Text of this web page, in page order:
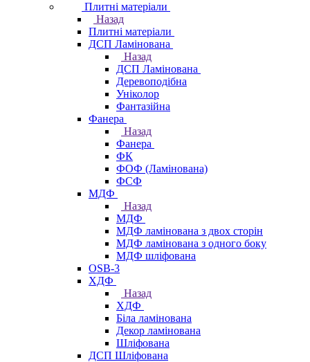
Плитні матеріали
Назад
Плитні матеріали
ДСП Ламінована
Назад
ДСП Ламінована
Деревоподібна
Уніколор
Фантазійна
Фанера
Назад
Фанера
ФК
ФОФ (Ламінована)
ФСФ
МДФ
Назад
МДФ
МДФ ламінована з двох сторін
МДФ ламінована з одного боку
МДФ шліфована
OSB-3
ХДФ
Назад
ХДФ
Біла ламінована
Декор ламінована
Шліфована
ДСП Шліфована